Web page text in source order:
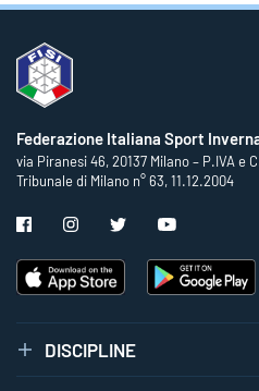
Federazione Italiana Sport
via Piranesi 46, 20137 Milano – P.IVA e
Tribunale di Milano n° 63, 11.12.2004
DISCIPLINE